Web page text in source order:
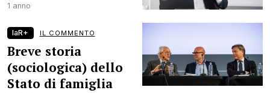
1 anno
laR+ IL COMMENTO
Breve storia
(sociologica) dello
Stato di famiglia